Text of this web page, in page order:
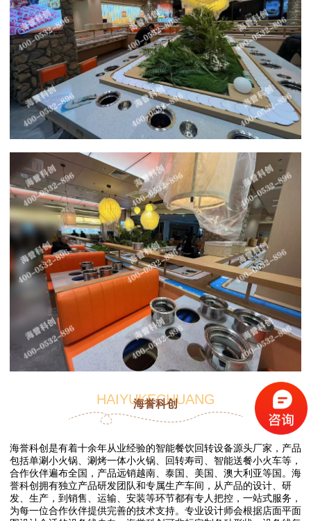
HAIYUKECHUANG
海誉科创
海誉科创是有着十余年从业经验的智能餐饮回转设备源头厂家，产品
包括单涮小火锅、涮烤一体小火锅、回转寿司、智能送餐小火车等，
合作伙伴遍布全国，产品远销越南、泰国、美国、澳大利亚等国。海
誉科创拥有独立产品研发团队和专属生产车间，从产品的设计、研
发、生产，到销售、运输、安装等环节都有专人把控，一站式服务，
为每一位合作伙伴提供完善的技术支持。专业设计师会根据店面平面